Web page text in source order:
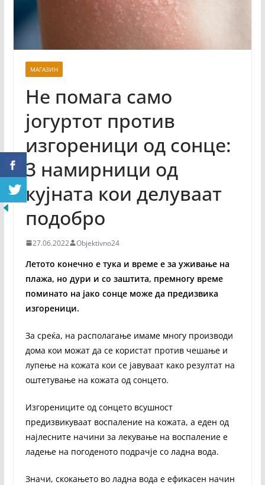
МАГАЗИН
Не помага само
јогуртот против
изгореници од сонце:
3 намирници од
кујната кои делуваат
подобро
27.06.2022 Objektivno24
Летото конечно е тука и време е за уживање на
плажа, но дури и со заштита, премногу време
поминато на јако сонце може да предизвика
изгореници.
За среќа, на располагање имаме многу производи
дома кои можат да се користат против чешање и
лупење на кожата кои се јавуваат како резултат на
оштетување на кожата од сонцето.
Изгорениците од сонцето всушност
предизвикуваат воспаление на кожата, а еден од
најлесните начини за лекување на воспаление е
ладење на погоденото подрачје со ладна вода.
Значи, скокањето во ладна вода е ефикасен начин